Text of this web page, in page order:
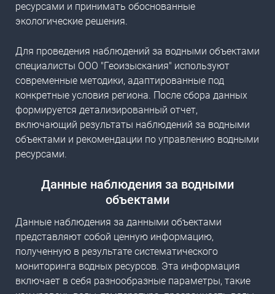
ресурсами и принимать обоснованные
экологические решения.
Для проведения наблюдений за водными объектами
специалисты ООО "Геоизыскания" используют
современные методики, адаптированные под
конкретные условия региона. После сбора данных
формируется детализированный отчет,
включающий результаты наблюдений за водными
объектами и рекомендации по управлению водными
ресурсами.
Данные наблюдения за водными
объектами
Данные наблюдения за данными объектами
представляют собой ценную информацию,
полученную в результате систематического
мониторинга водных ресурсов. Эта информация
включает в себя разнообразные параметры, такие